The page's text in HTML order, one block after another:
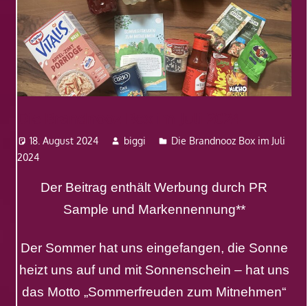
18. August 2024 biggi
Die Brandnooz Box im Juli
2024
Der Beitrag enthält Werbung durch PR
Sample und Markennennung**
Der Sommer hat uns eingefangen, die Sonne
heizt uns auf und mit Sonnenschein – hat uns
das Motto „Sommerfreuden zum Mitnehmen“